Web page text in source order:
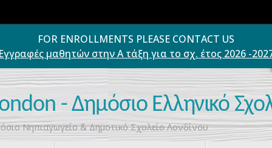
FOR ENROLLMENTS PLEASE CONTACT US
Εγγραφές μαθητών στην Α τάξη για το σχ. έτος 2026 -
- Δημόσιο Ελληνικό
Νηπιαγωγείο & Δημοτικό Σχολείο Λονδίνου